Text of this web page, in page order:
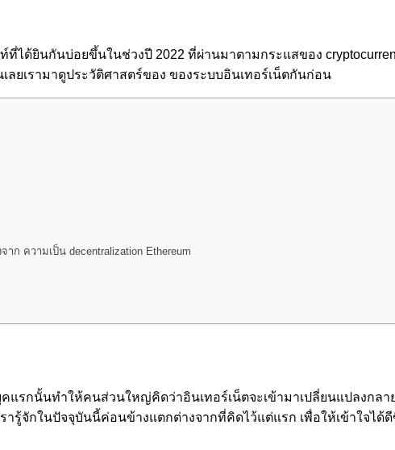
ได้ยินกันบ่อยขึ้นในช่วงปี 2022 ที่ผ่านมาตามกระแสของ
ลยเรามาดูประวัติศาสตร์ของ ของระบบอินเทอร์เน็ตกันก่อน
ก ความเป็น decentralization Ethereum
คแรกนั้นทำให้คนส่วนใหญ่คิดว่าอินเทอร์เน็ตจะเข้ามาเปลี่ยนแปลงก
รู้จักในปัจจุบันนี้ค่อนข้างแตกต่างจากที่คิดไว้แต่แรก เพื่อให้เข้าใจได้